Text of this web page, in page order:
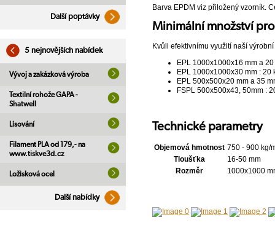
Další poptávky
5 nejnovějších nabídek
Vývoj a zakázková výroba
Textilní rohože GAPA -
Shatwell
Lisování
Filament PLA od 179,- na
www.tiskve3d.cz
Ložisková ocel
Další nabídky
Barva EPDM viz přiložený vzorník.
Minimální množství
Kvůli efektivnímu využití naší
EPL 1000x1000x16 mm a
EPL 1000x1000x30 mm : 20
EPL 500x500x20 mm a 35
FSPL 500x500x43, 50mm :
Technické parametry
Objemová hmotnost 750 - 900 kg/
Tloušťka
16-50 mm
Rozměr
1000x1000